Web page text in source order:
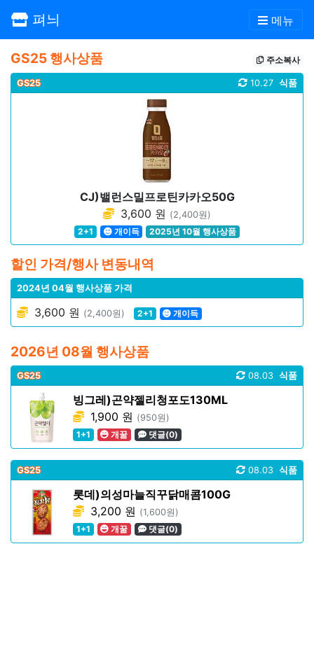
펴늬 메뉴
GS25 행사상품 주소복사
GS25 식품
10.27
CJ)밸런스밀프로틴카카오50G
3,600 원 (2,400원)
2+1
개이득 2025년 10월 행사상품
할인 가격/행사 변동내역
2024년 04월 행사상품 가격
3,600 원 (2,400원) 2+1 개이득
2026년 08월 행사상품
GS25 식품
08.03
빙그레)곤약젤리청포도130ML
1,900 원 (950원)
1+1
개꿀 댓글(0)
GS25 식품
08.03
롯데)의성마늘직꾸닭매콤100G
3,200 원 (1,600원)
1+1
개꿀 댓글(0)